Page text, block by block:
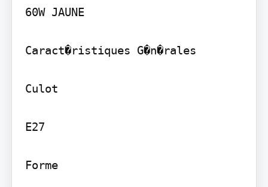
60W JAUNE
Caract�ristiques G�n�rales
Culot
E27
Forme